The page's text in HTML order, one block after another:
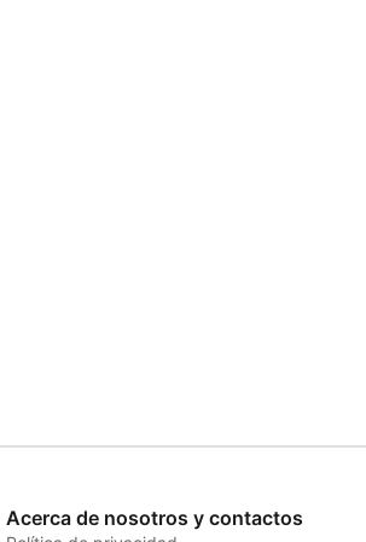
Acerca de nosotros y contactos